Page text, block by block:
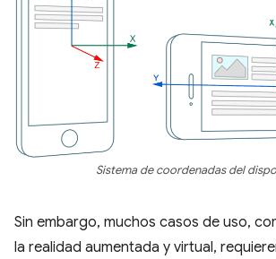
Sistema de coordenadas del
Sin embargo, muchos casos de uso,
la realidad aumentada y virtual,